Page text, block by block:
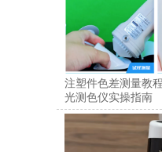
注塑件色差测量教
光测色仪实操指南